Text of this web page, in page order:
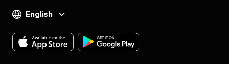
English​​